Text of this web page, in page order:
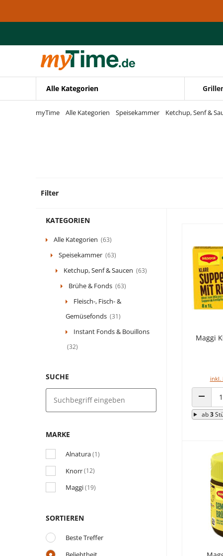
Zur Navigation springen
Alle Kategorien
myTime Alle Kategorien Speisekammer Ketchup, Senf &
Filter
KATEGORIEN
Alle Kategorien (63)
Speisekammer (63)
Ketchup, Senf & Saucen (63)
Brühe & Fonds (63)
Fleisch-, Fisch- &
Gemüsefonds (31)
Instant Fonds & Bouillons
(32)
SUCHE
MARKE
Alnatura(1)
Knorr(12)
Maggi(19)
SORTIEREN
Beste Treffer
Maggi
inkl.
ab3